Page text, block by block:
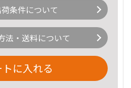
条件について
法・送料について
に入れる